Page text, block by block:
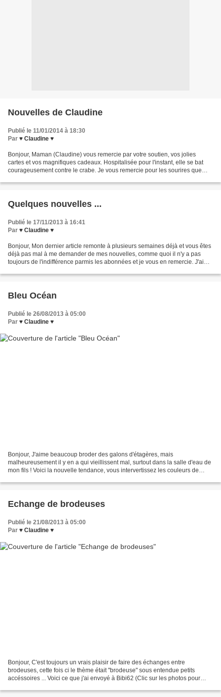
Nouvelles de Claudine
Publié le 11/01/2014 à 18:30
Par ♥ Claudine ♥
Bonjour, Maman (Claudine) vous remercie par votre soutien, vos jolies
cartes et vos magnifiques cadeaux. Hospitalisée pour l'instant, elle se bat
courageusement contre le crabe. Je vous remercie pour les sourires que
Quelques nouvelles ...
Publié le 17/11/2013 à 16:41
Par ♥ Claudine ♥
Bonjour, Mon dernier article remonte à plusieurs semaines déjà et vous êtes
déjà pas mal à me demander de mes nouvelles, comme quoi il n'y a pas
toujours de l'indifférence parmis les abonnées et je vous en remercie. J'ai
Bleu Océan
Publié le 26/08/2013 à 05:00
Par ♥ Claudine ♥
Bonjour, J'aime beaucoup broder des galons d'étagères, mais
malheureusement il y en a qui vieillissent mal, surtout dans la salle d'eau de
mon fils ! Voici la nouvelle tendance, vous intervertissez les couleurs de
Echange de brodeuses
Publié le 21/08/2013 à 05:00
Par ♥ Claudine ♥
Bonjour, C'est toujours un vrais plaisir de faire des échanges entre
brodeuses, cette fois ci le thème était "brodeuse" sous entendue petits
accéssoires ... Voici ce que j'ai envoyé à Bibi62 (Clic sur les photos pour